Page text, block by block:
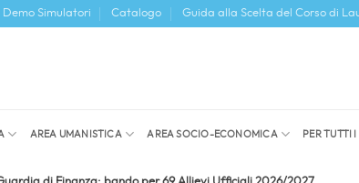
Demo Simulatori Catalogo Guida alla Scelta del Corso di
AREA UMANISTICA AREA SOCIO-ECONOMICA PER TUTTI I